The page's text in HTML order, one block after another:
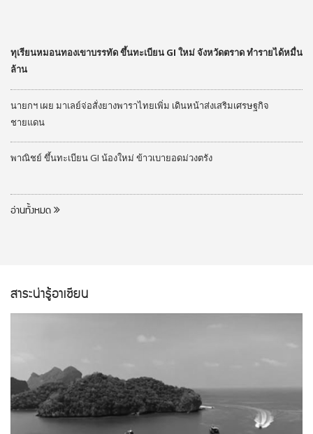
ทุเรียนหมอนทองเขาบรรทัด ขึ้นทะเบียน GI ใหม่ จังหวัดตราด ทำรายได้หมื่น
ล้าน
นายกฯ เผย มาเลย์จ่อสั่งยางพาราไทยเพิ่ม เดินหน้าส่งเสริมเศรษฐกิจ
ชายแดน
พาณิชย์ ขึ้นทะเบียน GI น้องใหม่ ข้าวเบายอดม่วงตรัง
อ่านทั้งหมด
สาระน่ารู้อาเซียน